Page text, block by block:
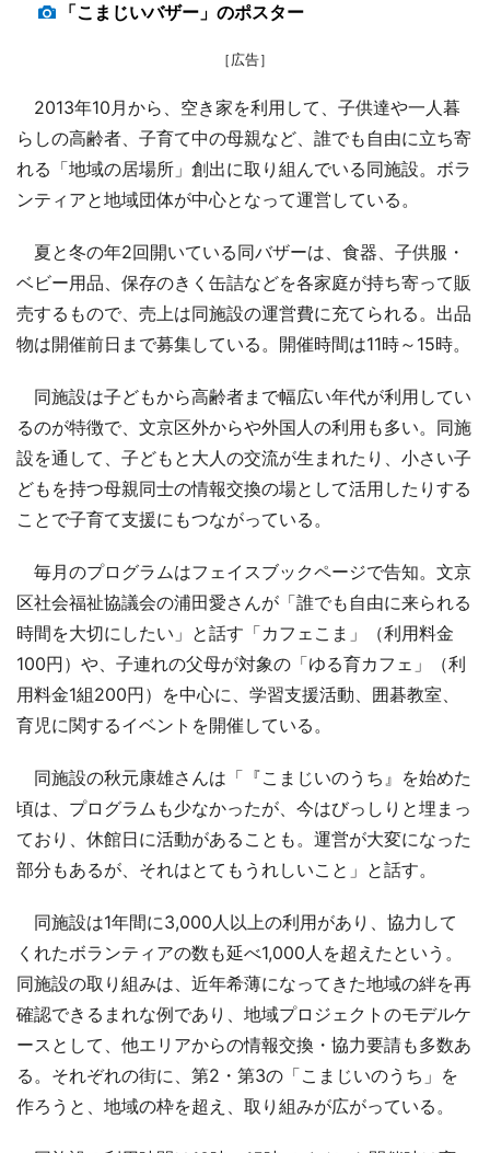
「こまじいバザー」のポスター
［広告］
2013年10月から、空き家を利用して、子供達や一人暮
らしの高齢者、子育て中の母親など、誰でも自由に立ち寄
れる「地域の居場所」創出に取り組んでいる同施設。ボラ
ンティアと地域団体が中心となって運営している。
夏と冬の年2回開いている同バザーは、食器、子供服・
ベビー用品、保存のきく缶詰などを各家庭が持ち寄って販
売するもので、売上は同施設の運営費に充てられる。出品
物は開催前日まで募集している。開催時間は11時～15時。
同施設は子どもから高齢者まで幅広い年代が利用してい
るのが特徴で、文京区外からや外国人の利用も多い。同施
設を通して、子どもと大人の交流が生まれたり、小さい子
どもを持つ母親同士の情報交換の場として活用したりする
ことで子育て支援にもつながっている。
毎月のプログラムはフェイスブックページで告知。文京
区社会福祉協議会の浦田愛さんが「誰でも自由に来られる
時間を大切にしたい」と話す「カフェこま」（利用料金
100円）や、子連れの父母が対象の「ゆる育カフェ」（利
用料金1組200円）を中心に、学習支援活動、囲碁教室、
育児に関するイベントを開催している。
同施設の秋元康雄さんは「『こまじいのうち』を始めた
頃は、プログラムも少なかったが、今はびっしりと埋まっ
ており、休館日に活動があることも。運営が大変になった
部分もあるが、それはとてもうれしいこと」と話す。
同施設は1年間に3,000人以上の利用があり、協力して
くれたボランティアの数も延べ1,000人を超えたという。
同施設の取り組みは、近年希薄になってきた地域の絆を再
確認できるまれな例であり、地域プロジェクトのモデルケ
ースとして、他エリアからの情報交換・協力要請も多数あ
る。それぞれの街に、第2・第3の「こまじいのうち」を
作ろうと、地域の枠を超え、取り組みが広がっている。